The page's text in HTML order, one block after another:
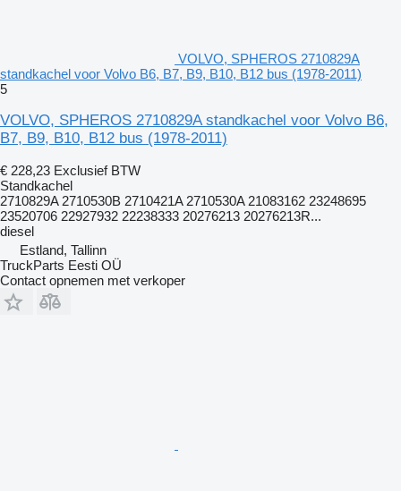
VOLVO, SPHEROS 2710829A
standkachel voor Volvo B6, B7, B9, B10, B12 bus (1978-2011)
5
VOLVO, SPHEROS 2710829A standkachel voor Volvo B6,
B7, B9, B10, B12 bus (1978-2011)
€ 228,23 Exclusief BTW
Standkachel
2710829A 2710530B 2710421A 2710530A 21083162 23248695
23520706 22927932 22238333 20276213 20276213R...
diesel
Estland, Tallinn
TruckParts Eesti OÜ
Contact opnemen met verkoper